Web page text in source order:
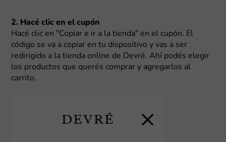
2. Hacé clic en el cupón
Hacé clic en "Copiar e ir a la tienda" en el cupón. El
código se va a copiar en tu dispositivo y vas a ser
redirigido a la tienda online de Devré. Ahí podés elegir
los productos que querés comprar y agregarlos al
carrito.